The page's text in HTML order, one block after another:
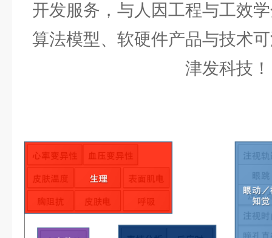
开发服务，与人因工程与工效
算法模型、软硬件产品与技术
津发科技！